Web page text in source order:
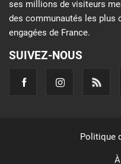
ses millions de visiteurs
des communautés les plus
engagées de France.
SUIVEZ-NOUS
Politique